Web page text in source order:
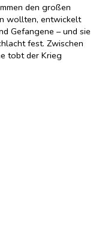
den großen
wollten, entwickelt
Gefangene – und sie
fest. Zwischen
tobt der Krieg